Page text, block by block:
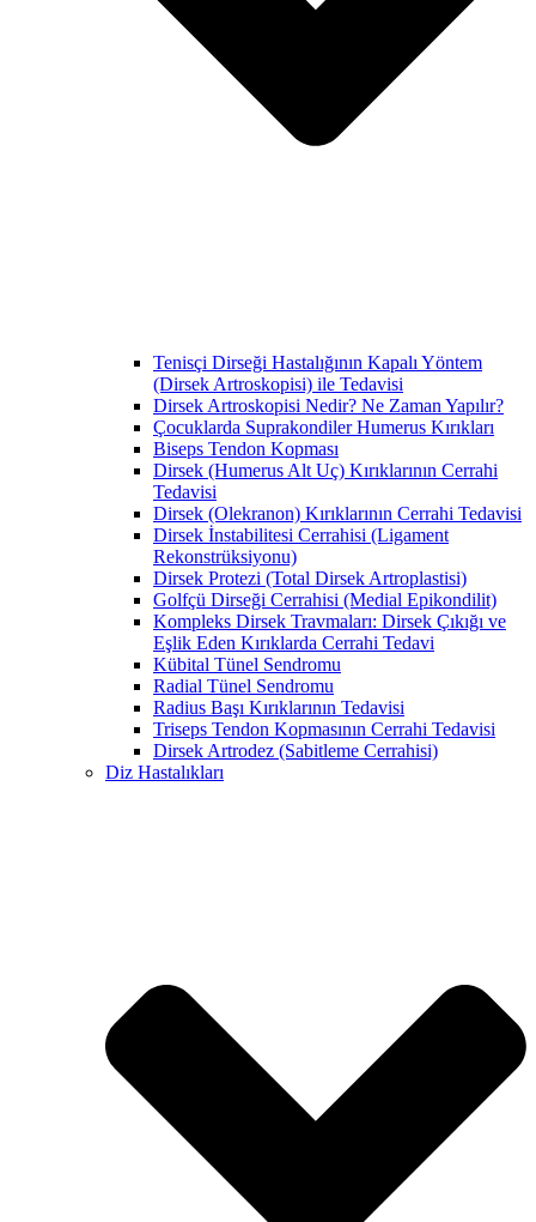
Tenisçi Dirseği Hastalığının Kapalı Yöntem
(Dirsek Artroskopisi) ile Tedavisi
Dirsek Artroskopisi Nedir? Ne Zaman Yapılır?
Çocuklarda Suprakondiler Humerus Kırıkları
Biseps Tendon Kopması
Dirsek (Humerus Alt Uç) Kırıklarının Cerrahi
Tedavisi
Dirsek (Olekranon) Kırıklarının Cerrahi Tedavisi
Dirsek İnstabilitesi Cerrahisi (Ligament
Rekonstrüksiyonu)
Dirsek Protezi (Total Dirsek Artroplastisi)
Golfçü Dirseği Cerrahisi (Medial Epikondilit)
Kompleks Dirsek Travmaları: Dirsek Çıkığı ve
Eşlik Eden Kırıklarda Cerrahi Tedavi
Kübital Tünel Sendromu
Radial Tünel Sendromu
Radius Başı Kırıklarının Tedavisi
Triseps Tendon Kopmasının Cerrahi Tedavisi
Dirsek Artrodez (Sabitleme Cerrahisi)
Diz Hastalıkları